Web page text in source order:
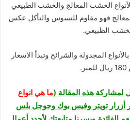
الخشب المعالج والخشب الطبيعي
فهو مقاوم للتسوس والتأكل عكس
الطبيعي.
المجدولة والشرائح وتبدأ الأسعار
لمشاركة هذه المقالة (ما هي انواع
أزرار تويتر وفيس بوك وجوجل بلس